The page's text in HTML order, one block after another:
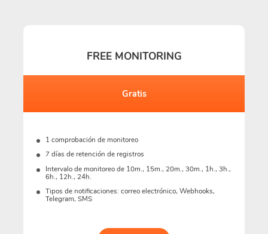
FREE MONITORING
Gratis
1 comprobación de monitoreo
7 días de retención de registros
Intervalo de monitoreo de 10m., 15m., 20m., 30m., 1h., 3h.,
6h., 12h., 24h.
Tipos de notificaciones: correo electrónico, Webhooks,
Telegram, SMS